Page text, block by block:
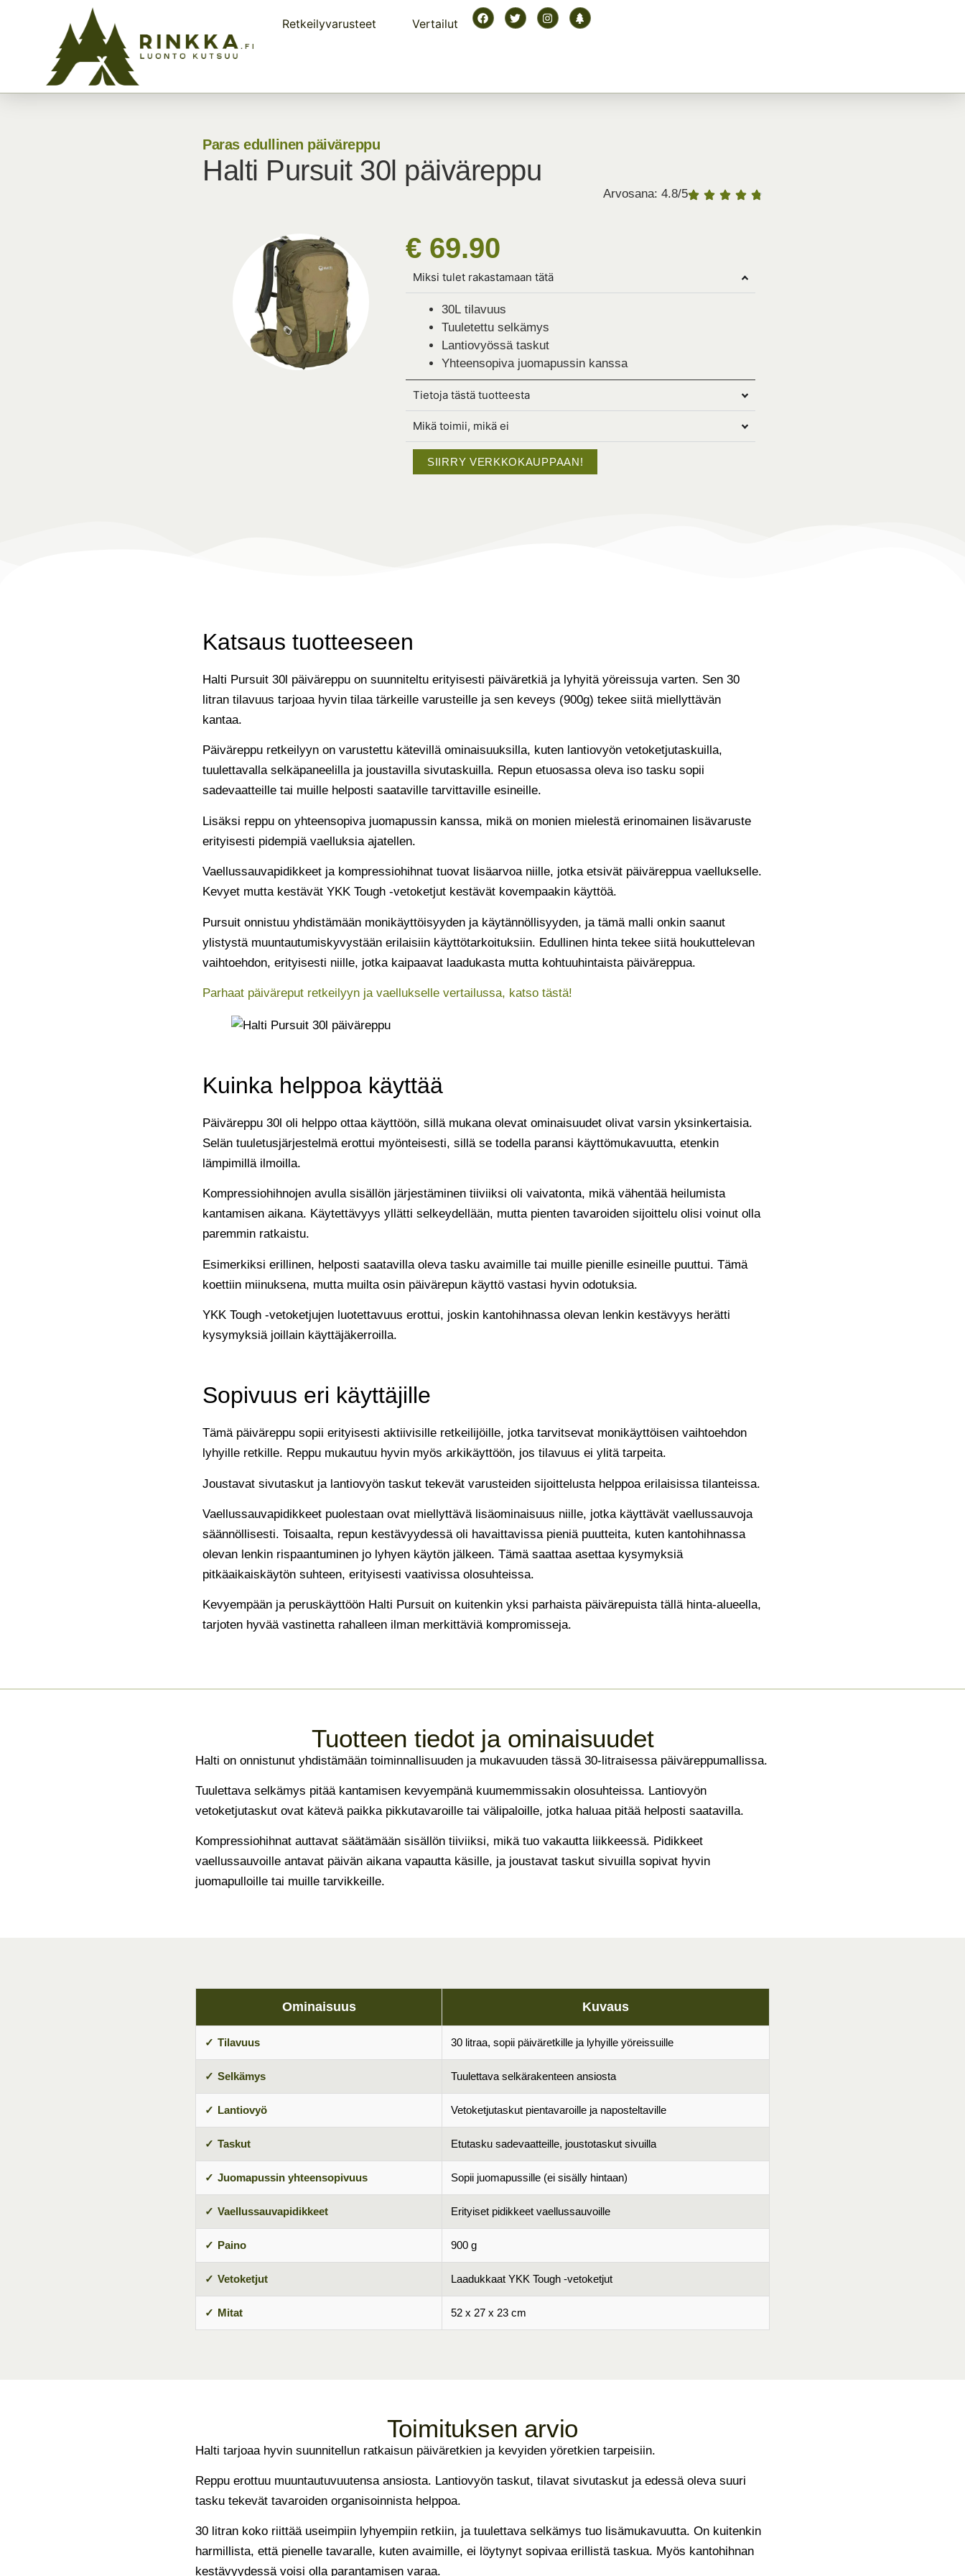
Retkeilyvarusteet Vertailut
Paras edullinen päiväreppu
Halti Pursuit 30l päiväreppu
Arvosana: 4.8/5
€ 69.90
Miksi tulet rakastamaan tätä
30L tilavuus
Tuuletettu selkämys
Lantiovyössä taskut
Yhteensopiva juomapussin kanssa
Tietoja tästä tuotteesta
Mikä toimii, mikä ei
SIIRRY VERKKOKAUPPAAN!
Katsaus tuotteeseen
Halti Pursuit 30l päiväreppu on suunniteltu erityisesti päiväretkiä ja lyhyitä yöreissuja varten. Sen 30
litran tilavuus tarjoaa hyvin tilaa tärkeille varusteille ja sen keveys (900g) tekee siitä miellyttävän
kantaa.
Päiväreppu retkeilyyn on varustettu kätevillä ominaisuuksilla, kuten lantiovyön vetoketjutaskuilla,
tuulettavalla selkäpaneelilla ja joustavilla sivutaskuilla. Repun etuosassa oleva iso tasku sopii
sadevaatteille tai muille helposti saataville tarvittaville esineille.
Lisäksi reppu on yhteensopiva juomapussin kanssa, mikä on monien mielestä erinomainen lisävaruste
erityisesti pidempiä vaelluksia ajatellen.
Vaellussauvapidikkeet ja kompressiohihnat tuovat lisäarvoa niille, jotka etsivät päiväreppua vaellukselle.
Kevyet mutta kestävät YKK Tough -vetoketjut kestävät kovempaakin käyttöä.
Pursuit onnistuu yhdistämään monikäyttöisyyden ja käytännöllisyyden, ja tämä malli onkin saanut
ylistystä muuntautumiskyvystään erilaisiin käyttötarkoituksiin. Edullinen hinta tekee siitä houkuttelevan
vaihtoehdon, erityisesti niille, jotka kaipaavat laadukasta mutta kohtuuhintaista päiväreppua.
Parhaat päiväreput retkeilyyn ja vaellukselle vertailussa, katso tästä!
Kuinka helppoa käyttää
Päiväreppu 30l oli helppo ottaa käyttöön, sillä mukana olevat ominaisuudet olivat varsin yksinkertaisia.
Selän tuuletusjärjestelmä erottui myönteisesti, sillä se todella paransi käyttömukavuutta, etenkin
lämpimillä ilmoilla.
Kompressiohihnojen avulla sisällön järjestäminen tiiviiksi oli vaivatonta, mikä vähentää heilumista
kantamisen aikana. Käytettävyys yllätti selkeydellään, mutta pienten tavaroiden sijoittelu olisi voinut olla
paremmin ratkaistu.
Esimerkiksi erillinen, helposti saatavilla oleva tasku avaimille tai muille pienille esineille puuttui. Tämä
koettiin miinuksena, mutta muilta osin päivärepun käyttö vastasi hyvin odotuksia.
YKK Tough -vetoketjujen luotettavuus erottui, joskin kantohihnassa olevan lenkin kestävyys herätti
kysymyksiä joillain käyttäjäkerroilla.
Sopivuus eri käyttäjille
Tämä päiväreppu sopii erityisesti aktiivisille retkeilijöille, jotka tarvitsevat monikäyttöisen vaihtoehdon
lyhyille retkille. Reppu mukautuu hyvin myös arkikäyttöön, jos tilavuus ei ylitä tarpeita.
Joustavat sivutaskut ja lantiovyön taskut tekevät varusteiden sijoittelusta helppoa erilaisissa tilanteissa.
Vaellussauvapidikkeet puolestaan ovat miellyttävä lisäominaisuus niille, jotka käyttävät vaellussauvoja
säännöllisesti. Toisaalta, repun kestävyydessä oli havaittavissa pieniä puutteita, kuten kantohihnassa
olevan lenkin rispaantuminen jo lyhyen käytön jälkeen. Tämä saattaa asettaa kysymyksiä
pitkäaikaiskäytön suhteen, erityisesti vaativissa olosuhteissa.
Kevyempään ja peruskäyttöön Halti Pursuit on kuitenkin yksi parhaista päivärepuista tällä hinta-alueella,
tarjoten hyvää vastinetta rahalleen ilman merkittäviä kompromisseja.
Tuotteen tiedot ja ominaisuudet
Halti on onnistunut yhdistämään toiminnallisuuden ja mukavuuden tässä 30-litraisessa päiväreppumallissa.
Tuulettava selkämys pitää kantamisen kevyempänä kuumemmissakin olosuhteissa. Lantiovyön
vetoketjutaskut ovat kätevä paikka pikkutavaroille tai välipaloille, jotka haluaa pitää helposti saatavilla.
Kompressiohihnat auttavat säätämään sisällön tiiviiksi, mikä tuo vakautta liikkeessä. Pidikkeet
vaellussauvoille antavat päivän aikana vapautta käsille, ja joustavat taskut sivuilla sopivat hyvin
juomapulloille tai muille tarvikkeille.
Ominaisuus Kuvaus
Tilavuus 30 litraa, sopii päiväretkille ja lyhyille yöreissuille
Selkämys Tuulettava selkärakenteen ansiosta
Lantiovyö Vetoketjutaskut pientavaroille ja naposteltaville
Taskut Etutasku sadevaatteille, joustotaskut sivuilla
Juomapussin yhteensopivuus Sopii juomapussille (ei sisälly hintaan)
Vaellussauvapidikkeet Erityiset pidikkeet vaellussauvoille
Paino 900 g
Vetoketjut Laadukkaat YKK Tough -vetoketjut
Mitat 52 x 27 x 23 cm
Toimituksen arvio
Halti tarjoaa hyvin suunnitellun ratkaisun päiväretkien ja kevyiden yöretkien tarpeisiin.
Reppu erottuu muuntautuvuutensa ansiosta. Lantiovyön taskut, tilavat sivutaskut ja edessä oleva suuri
tasku tekevät tavaroiden organisoinnista helppoa.
30 litran koko riittää useimpiin lyhyempiin retkiin, ja tuulettava selkämys tuo lisämukavuutta. On kuitenkin
harmillista, että pienelle tavaralle, kuten avaimille, ei löytynyt sopivaa erillistä taskua. Myös kantohihnan
kestävyydessä voisi olla parantamisen varaa.